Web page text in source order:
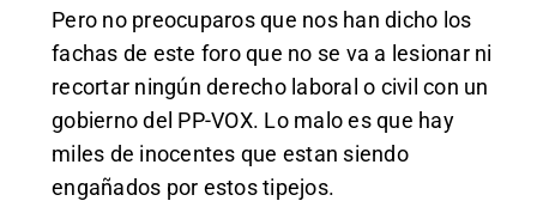
Pero no preocuparos que nos han dicho los
fachas de este foro que no se va a lesionar ni
recortar ningún derecho laboral o civil con un
gobierno del PP-VOX. Lo malo es que hay
miles de inocentes que estan siendo
engañados por estos tipejos.